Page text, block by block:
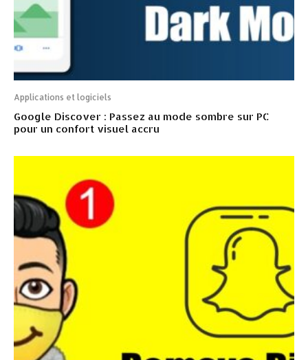
Applications et logiciels
Google Discover : Passez au mode sombre sur PC
pour un confort visuel accru